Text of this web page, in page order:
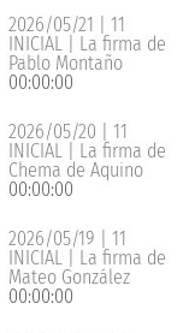
2026/05/21 | 11
INICIAL | La firma de
Pablo Montaño
00:00:00
2026/05/20 | 11
INICIAL | La firma de
Chema de Aquino
00:00:00
2026/05/19 | 11
INICIAL | La firma de
Mateo González
00:00:00